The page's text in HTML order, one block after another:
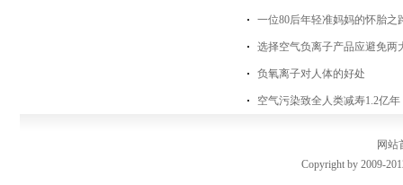
一位80后年轻准妈妈的怀胎之
选择空气负离子产品应避免两
负氧离子对人体的好处
空气污染致全人类减寿1.2亿
网站
Copyright by 2009-